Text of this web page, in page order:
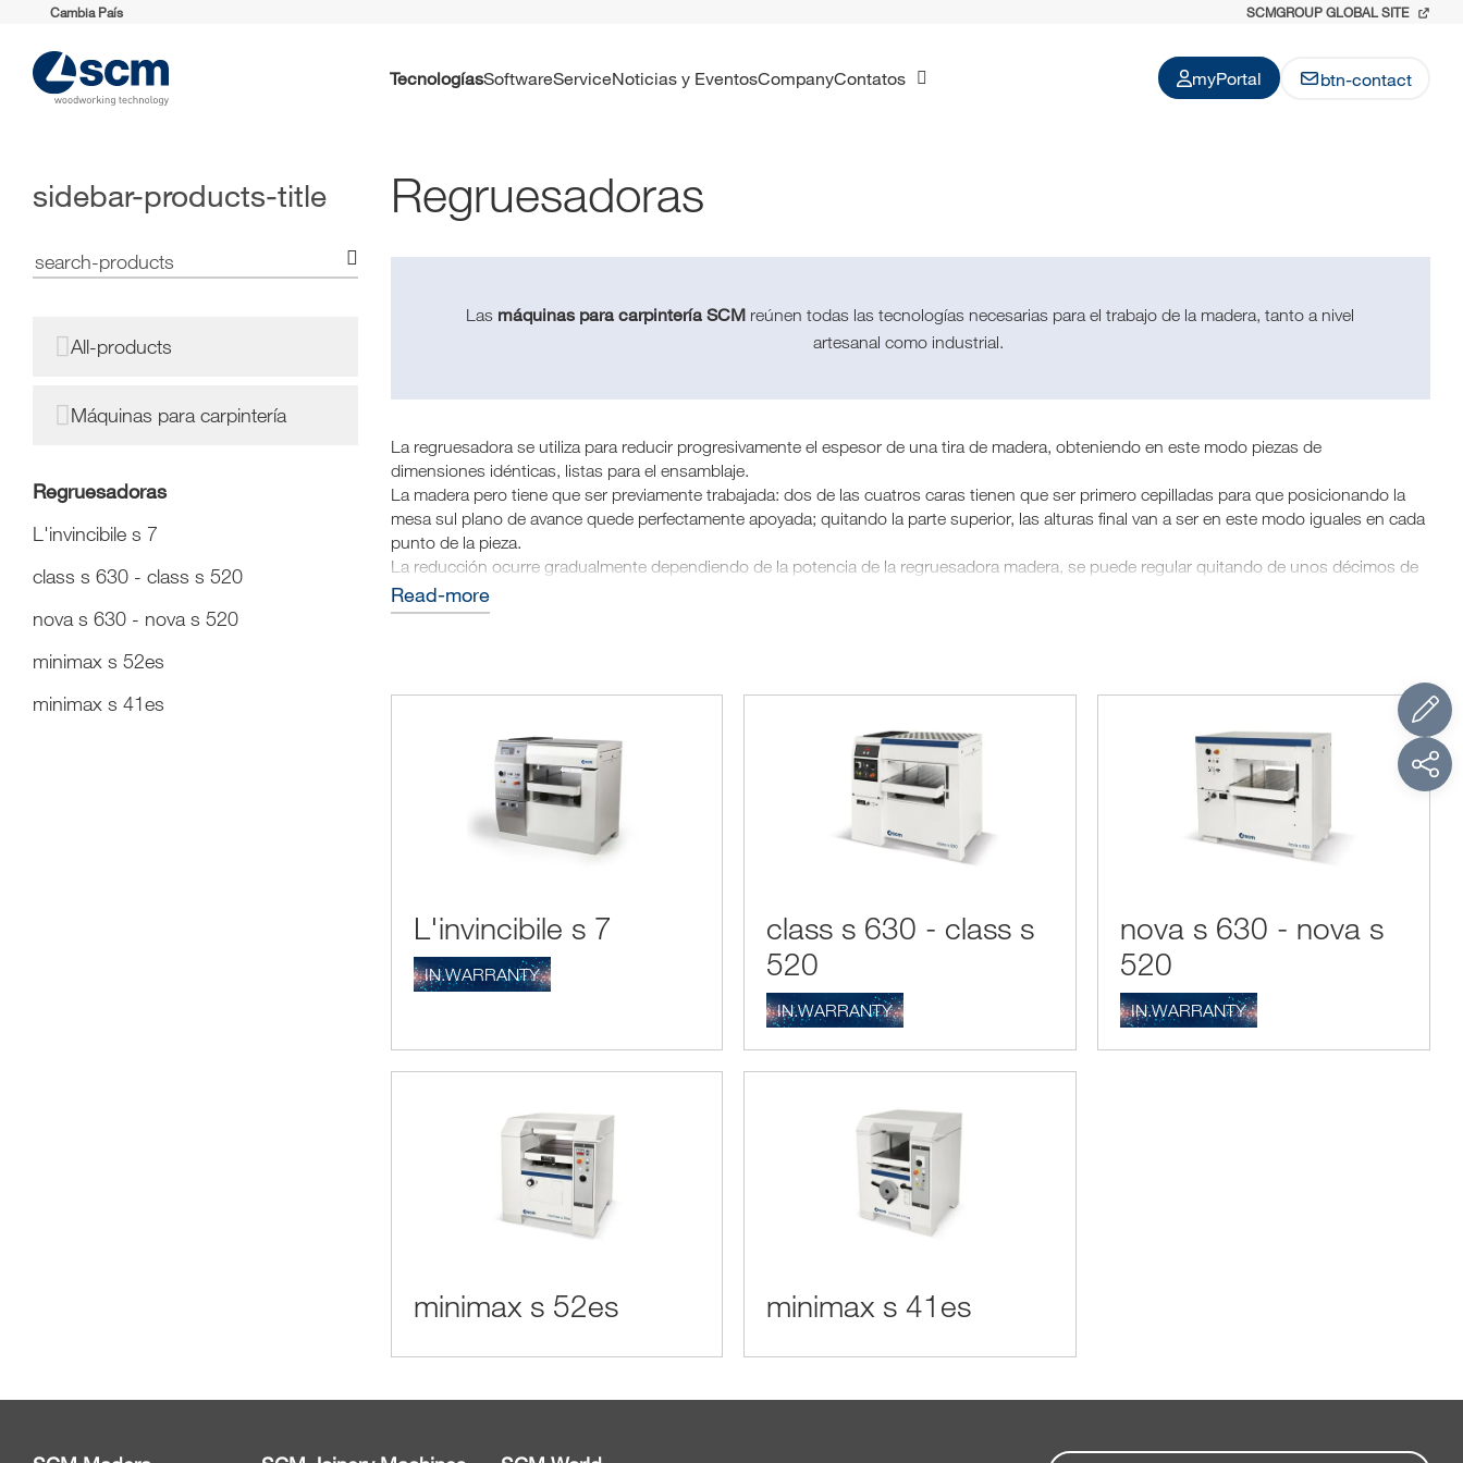
Cambia País SCMGROUP GLOBAL SITE
Tecnologías Software Service Noticias y Eventos Company Contatos myPortal btn-contact
sidebar-products-title
All-products
Máquinas para carpintería
Regruesadoras
L'invincibile s 7
class s 630 - class s 520
nova s 630 - nova s 520
minimax s 52es
minimax s 41es
Regruesadoras
Las máquinas para carpintería SCM reúnen todas las tecnologías necesarias para el trabajo de la madera, tanto a nivel
artesanal como industrial.
La regruesadora se utiliza para reducir progresivamente el espesor de una tira de madera, obteniendo en este modo piezas de
dimensiones idénticas, listas para el ensamblaje.
La madera pero tiene que ser previamente trabajada: dos de las cuatros caras tienen que ser primero cepilladas para que posicionando la
mesa sul plano de avance quede perfectamente apoyada; quitando la parte superior, las alturas final van a ser en este modo iguales en cada
punto de la pieza.
La reducción ocurre gradualmente dependiendo de la potencia de la regruesadora madera, se puede regular quitando de unos décimos de
material, hasta a más mm. Obviamente si las piezas son numerosas tienen que ser convertidas a la misma medida, antes de regular la
regruesadora a una medida inferior.
read-more
L'invincibile s 7
IN.WARRANTY
class s 630 - class s
520
IN.WARRANTY
nova s 630 - nova s
520
IN.WARRANTY
minimax s 52es minimax s 41es